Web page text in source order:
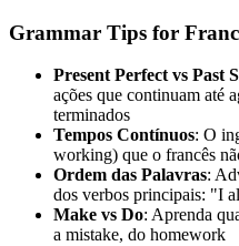
Grammar Tips for
Present Perfect vs Past
ações que continuam até
terminados
Tempos Contínuos: O
working) que o francês
Ordem das Palavras:
dos verbos principais: "I
Make vs Do: Aprenda
a mistake, do homework